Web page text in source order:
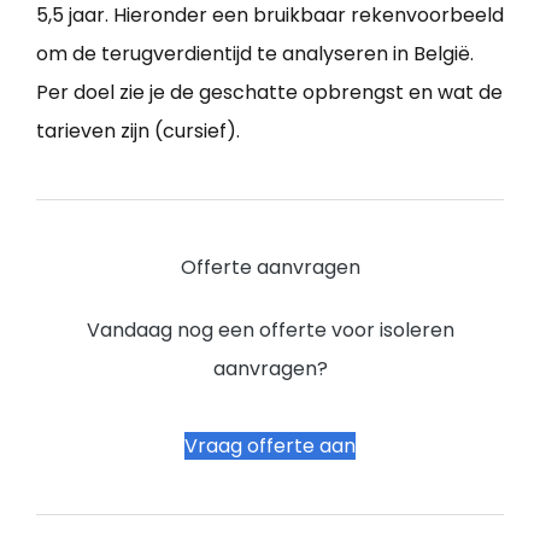
5,5 jaar. Hieronder een bruikbaar rekenvoorbeeld
om de terugverdientijd te analyseren in België.
Per doel zie je de geschatte opbrengst en wat de
tarieven zijn (cursief).
Offerte aanvragen
Vandaag nog een offerte voor isoleren
aanvragen?
Vraag offerte aan